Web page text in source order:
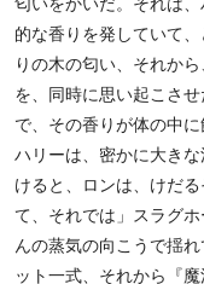
的な香りを発していて
りの木の匂い、それか
を、同時に思い起こさ
で、その香りが体の中
ハリーは、密かに大き
けると、ロンは、けだ
て、それでは」スラグ
んの蒸気の向こうで揺
ット一式、それから『